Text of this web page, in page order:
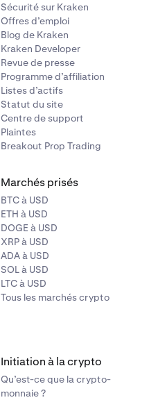
Sécurité sur Kraken
Offres d’emploi
Blog de Kraken
Kraken Developer
Revue de presse
Programme d’affiliation
Listes d’actifs
Statut du site
Centre de support
Plaintes
Breakout Prop Trading
Marchés prisés
BTC à USD
ETH à USD
DOGE à USD
XRP à USD
ADA à USD
SOL à USD
LTC à USD
Tous les marchés crypto
Initiation à la crypto
Qu’est-ce que la crypto-
monnaie ?